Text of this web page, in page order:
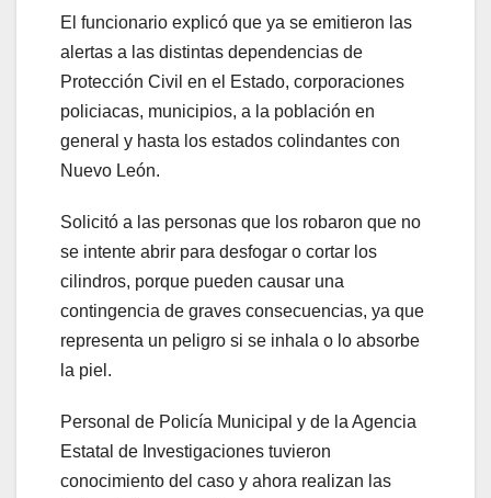
El funcionario explicó que ya se emitieron las
alertas a las distintas dependencias de
Protección Civil en el Estado, corporaciones
policiacas, municipios, a la población en
general y hasta los estados colindantes con
Nuevo León.
Solicitó a las personas que los robaron que no
se intente abrir para desfogar o cortar los
cilindros, porque pueden causar una
contingencia de graves consecuencias, ya que
representa un peligro si se inhala o lo absorbe
la piel.
Personal de Policía Municipal y de la Agencia
Estatal de Investigaciones tuvieron
conocimiento del caso y ahora realizan las